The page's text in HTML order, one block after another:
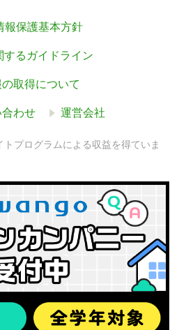
報保護基本方針
るガイドライン
取得について
わせ 運営会社
プログラムによる収益を得ていま